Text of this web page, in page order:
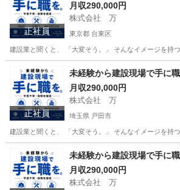
正社員
月収290,000円
株式会社 万
東京都 台東区
建設業と聞くと、 「大変そう。」 そんなイメージを持
東京 台東区 その他 未経験
正社員
未経験から建設現場で手に
月収290,000円
株式会社 万
埼玉県 戸田市
建設業と聞くと、 「大変そう。」 そんなイメージを持
埼玉 戸田市 その他 未経験
未経験から建設現場で手に
月収290,000円
株式会社 万